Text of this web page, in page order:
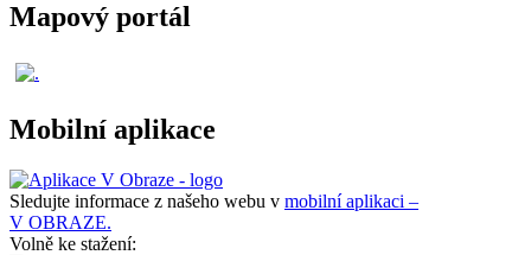
Mapový portál
Mobilní aplikace
Sledujte informace z našeho webu v mobilní aplikaci –
V OBRAZE.
Volně ke stažení: